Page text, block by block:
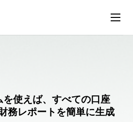
使えば、すべての口座
務レポートを簡単に生成